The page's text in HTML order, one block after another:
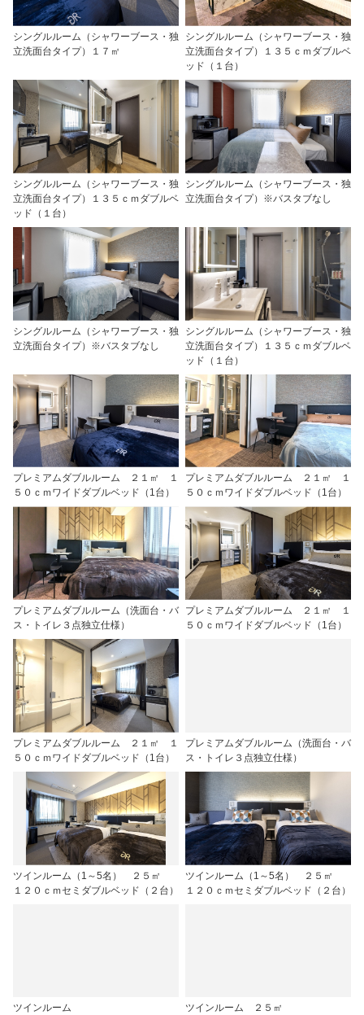
シングルルーム（シャワーブース・独
立洗面台タイプ）１７㎡
シングルルーム（シャワーブース・独
立洗面台タイプ）１３５ｃｍダブルベ
ッド（１台）
シングルルーム（シャワーブース・独
立洗面台タイプ）１３５ｃｍダブルベ
ッド（１台）
シングルルーム（シャワーブース・独
立洗面台タイプ）※バスタブなし
シングルルーム（シャワーブース・独
立洗面台タイプ）※バスタブなし
シングルルーム（シャワーブース・独
立洗面台タイプ）１３５ｃｍダブルベ
ッド（１台）
プレミアムダブルルーム ２１㎡ １
５０ｃｍワイドダブルベッド（1台）
プレミアムダブルルーム ２１㎡ １
５０ｃｍワイドダブルベッド（1台）
プレミアムダブルルーム（洗面台・バ
ス・トイレ３点独立仕様）
プレミアムダブルルーム ２１㎡ １
５０ｃｍワイドダブルベッド（1台）
プレミアムダブルルーム ２１㎡ １
５０ｃｍワイドダブルベッド（1台）
プレミアムダブルルーム（洗面台・バ
ス・トイレ３点独立仕様）
ツインルーム（1～5名） ２５㎡
１２０ｃｍセミダブルベッド（２台）
ツインルーム（1～5名） ２５㎡
１２０ｃｍセミダブルベッド（２台）
ツインルーム ツインルーム ２５㎡